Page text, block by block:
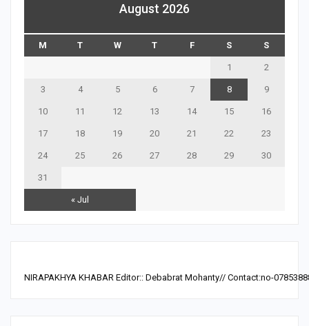
August 2026
M T W T F S S
« Jul
1 2
3 4 5 6 7 8 9
10 11 12 13 14 15 16
17 18 19 20 21 22 23
24 25 26 27 28 29 30
31
NIRAPAKHYA KHABAR Editor:: Debabrat Mohanty// Contact:no-